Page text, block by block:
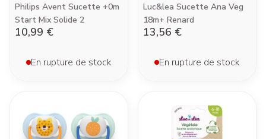
Philips Avent Sucette +0m
Start Mix Solide 2
10,99 €
En rupture de stock
Luc&lea Sucette Ana Veg
18m+ Renard
13,56 €
En rupture de stock